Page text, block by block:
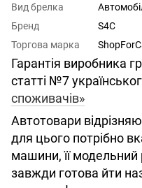
Вид брелка
Бренд
S4C
Торгова марка
Гарантія виробника
статті №7
споживачів»
Автотовари
для цього потрібно
машини, її
завжди готова йти